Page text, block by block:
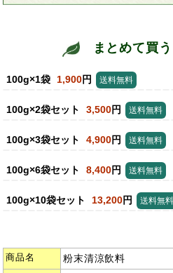
まとめて買
100g×1袋 1,900円 送料無料
100g×2袋セット 3,500円 送料無料
100g×3袋セット 4,900円 送料無料
100g×6袋セット 8,400円 送料無料
100g×10袋セット 13,200円 送料無料
商品名 粉末清涼飲料